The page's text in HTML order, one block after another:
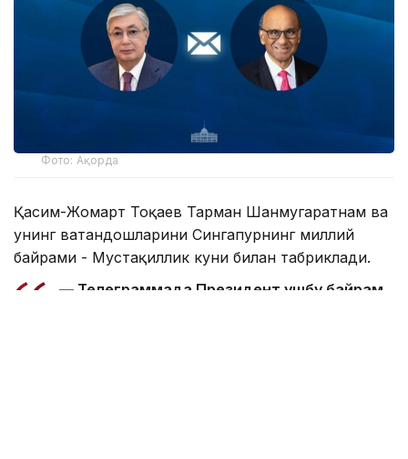
Фото: Ақорда
Қасим-Жомарт Тоқаев Тарман Шанмугаратнам ва
унинг ватандошларини Сингапурнинг миллий
байрами - Мустақиллик куни билан табриклади.
— Телеграммада Президент ушбу байрам